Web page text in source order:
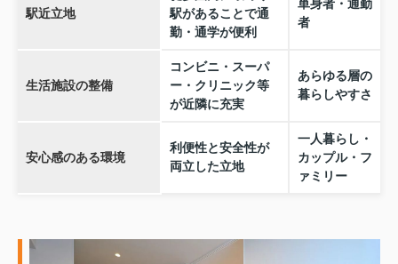
駅近立地
駅があることで通
勤・通学が便利
単身者・通勤
者
生活施設の整備
コンビニ・スーパ
ー・クリニック等
が近隣に充実
あらゆる層の
暮らしやすさ
安心感のある環境
利便性と安全性が
両立した立地
一人暮らし・
カップル・フ
ァミリー